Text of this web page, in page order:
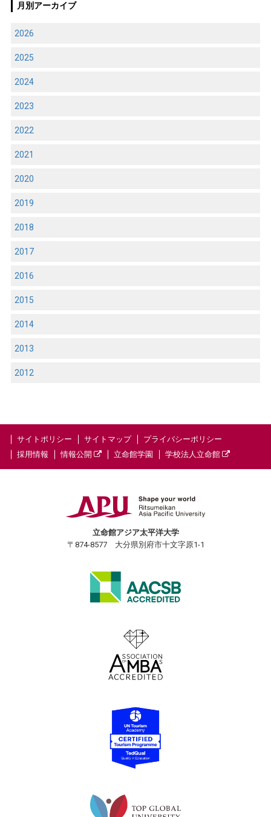
月別アーカイブ
2026
2025
2024
2023
2022
2021
2020
2019
2018
2017
2016
2015
2014
2013
2012
サイトポリシー サイトマップ
プライバシーポリシー
採用情報
情報公開 立命館学園 学校法人立命館
立命館アジア太平洋大学
〒874-8577 大分県別府市十文字原1-1